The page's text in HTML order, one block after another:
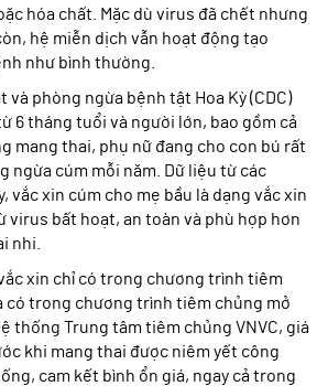
hóa chất. Mặc dù virus đã chết nhưng
hệ miễn dịch vẫn hoạt động tạo
như bình thường.
và phòng ngừa bệnh tật Hoa Kỳ (CDC)
6 tháng tuổi và người lớn, bao gồm cả
mang thai, phụ nữ đang cho con bú rất
ngừa cúm mỗi năm. Dữ liệu từ các
vắc xin cúm cho mẹ bầu là dạng vắc xin
virus bất hoạt, an toàn và phù hợp hơn
nhi.
xin chỉ có trong chương trình tiêm
có trong chương trình tiêm chủng mở
thống Trung tâm tiêm chủng VNVC, giá
khi mang thai được niêm yết công
cam kết bình ổn giá, ngay cả trong